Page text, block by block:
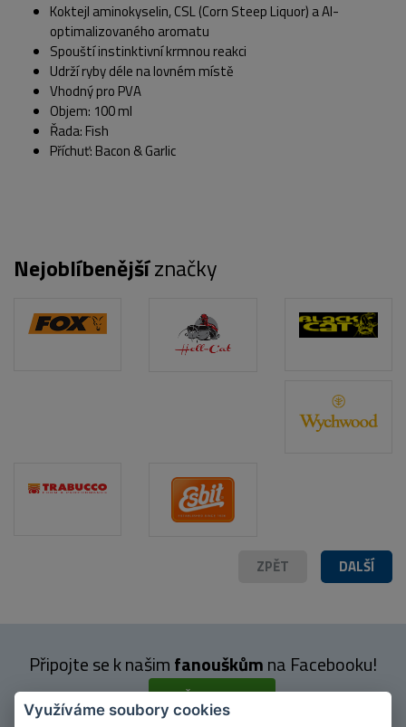
POPIS PRODUKTU
Koktejl aminokyselin, CSL (Corn Steep Liquor) a AI-
optimalizovaného aromatu
Spouští instinktivní krmnou reakci
Udrží ryby déle na lovném místě
Vhodný pro PVA
Objem: 100 ml
Řada: Fish
Příchuť: Bacon & Garlic
Nejoblíbenějšíznačky
DALŠÍ
ZPĚT
Připojte se k našimfanouškůmna Facebooku!
PŘIPOJIT SE
Využíváme soubory cookies